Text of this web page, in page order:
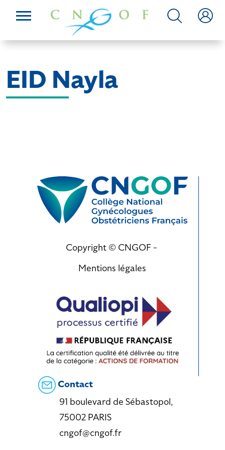
EID Nayla
Copyright © CNGOF -
Mentions légales
Contact
91 boulevard de Sébastopol,
75002 PARIS
cngof@cngof.fr